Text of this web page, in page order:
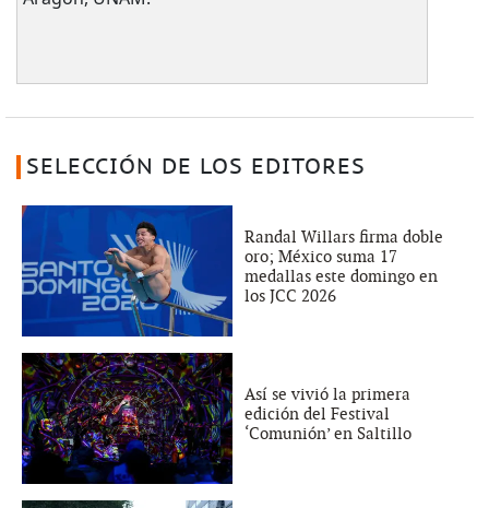
SELECCIÓN DE LOS EDITORES
Randal Willars firma doble
oro; México suma 17
medallas este domingo en
los JCC 2026
Así se vivió la primera
edición del Festival
‘Comunión’ en Saltillo